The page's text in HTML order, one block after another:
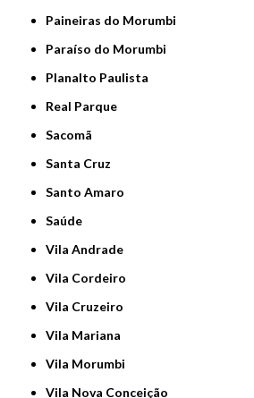
Paineiras do Morumbi
Paraíso do Morumbi
Planalto Paulista
Real Parque
Sacomã
Santa Cruz
Santo Amaro
Saúde
Vila Andrade
Vila Cordeiro
Vila Cruzeiro
Vila Mariana
Vila Morumbi
Vila Nova Conceição